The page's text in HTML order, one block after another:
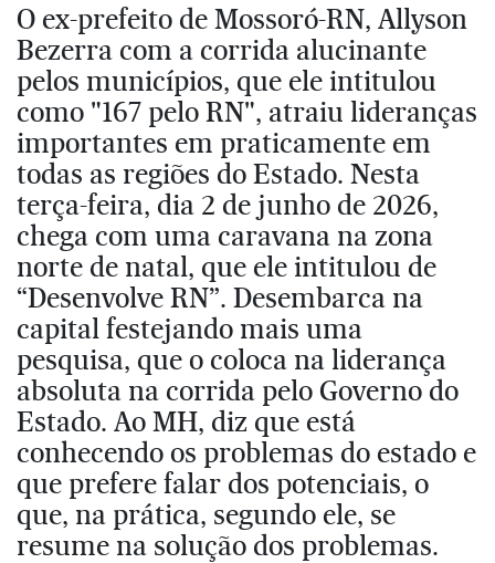
O ex-prefeito de Mossoró-RN, Allyson
Bezerra com a corrida alucinante
pelos municípios, que ele intitulou
como "167 pelo RN", atraiu lideranças
importantes em praticamente em
todas as regiões do Estado. Nesta
terça-feira, dia 2 de junho de 2026,
chega com uma caravana na zona
norte de natal, que ele intitulou de
“Desenvolve RN”. Desembarca na
capital festejando mais uma
pesquisa, que o coloca na liderança
absoluta na corrida pelo Governo do
Estado. Ao MH, diz que está
conhecendo os problemas do estado e
que prefere falar dos potenciais, o
que, na prática, segundo ele, se
resume na solução dos problemas.